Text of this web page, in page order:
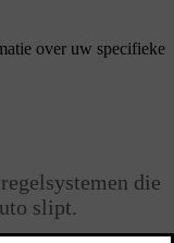
over uw specifieke
die
slipt.